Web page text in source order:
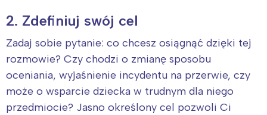
2. Zdefiniuj swój cel
Zadaj sobie pytanie: co chcesz osiągnąć dzięki tej
rozmowie? Czy chodzi o zmianę sposobu
oceniania, wyjaśnienie incydentu na przerwie, czy
może o wsparcie dziecka w trudnym dla niego
przedmiocie? Jasno określony cel pozwoli Ci